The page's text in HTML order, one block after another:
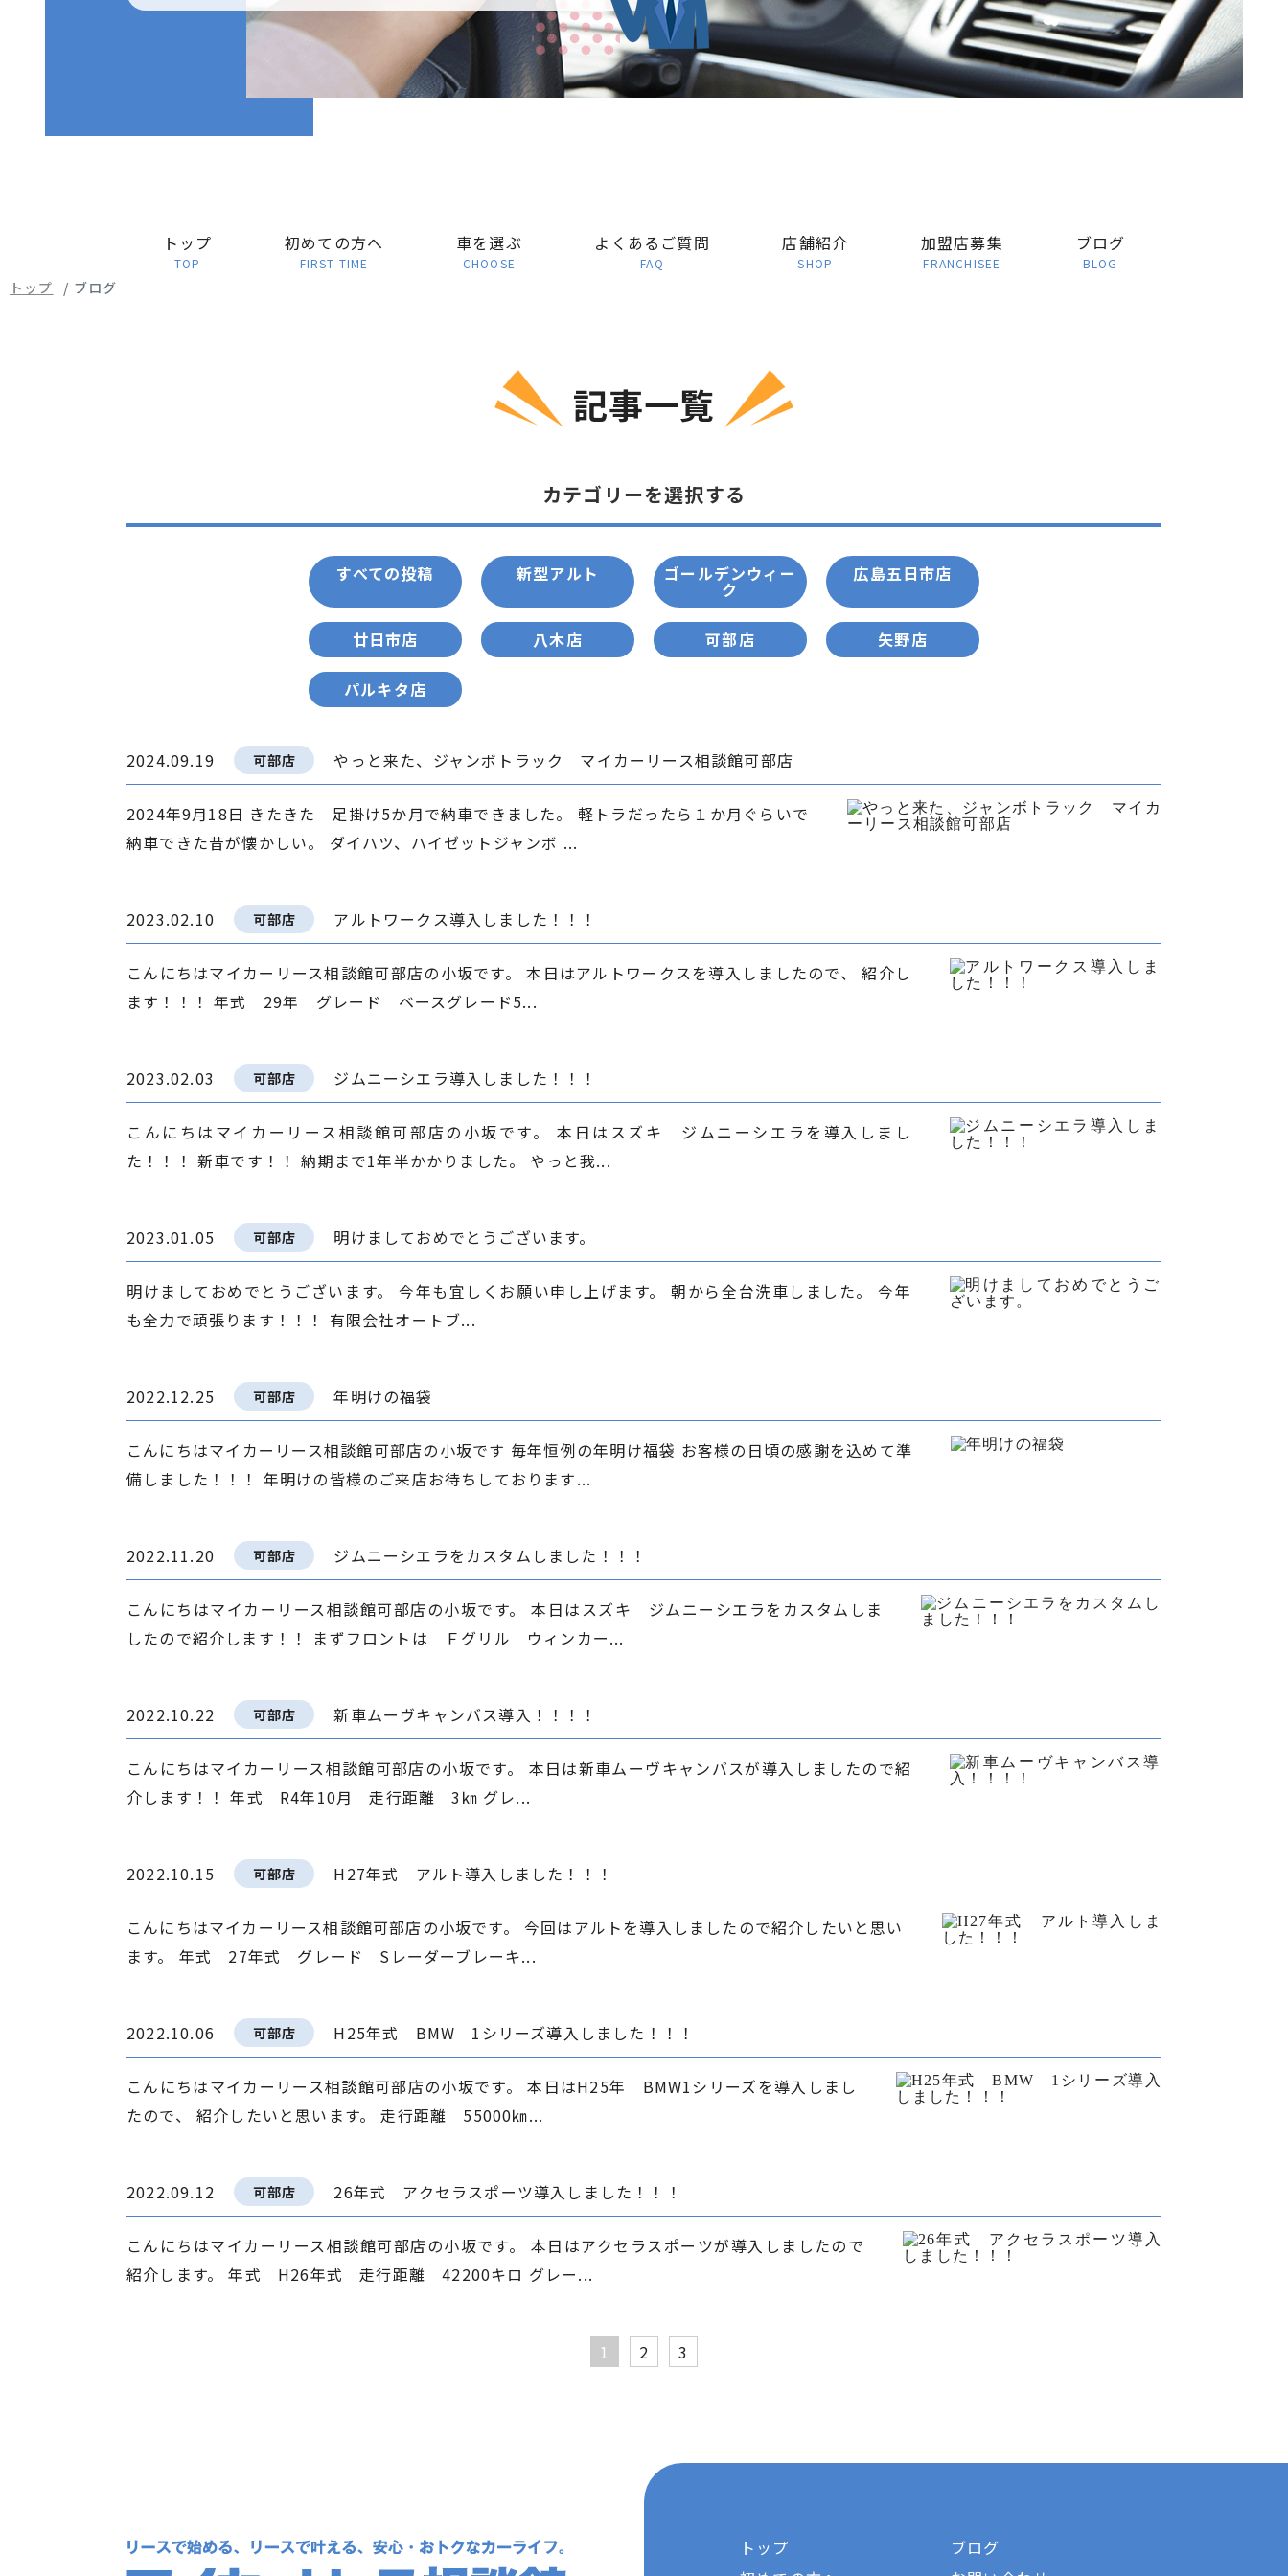
トップ
TOP
初めての方へ
FIRST TIME
車を選ぶ
CHOOSE
よくあるご質問
FAQ
店舗紹介
SHOP
加盟店募集
FRANCHISEE
ブログ
BLOG
トップ ブログ
記事一覧
カテゴリーを選択する
すべての投稿 新型アルト ゴールデンウィー
ク
広島五日市店
廿日市店 八木店 可部店 矢野店
パルキタ店
2024.09.19 可部店 やっと来た、ジャンボトラック マイカーリース相談館可部店
2024年9月18日 きたきた 足掛け5か月で納車できました。 軽トラだったら１か月ぐらいで
納車できた昔が懐かしい。 ダイハツ、ハイゼットジャンボ ...
2023.02.10 可部店 アルトワークス導入しました！！！
こんにちはマイカーリース相談館可部店の小坂です。 本日はアルトワークスを導入しましたので、 紹介し
ます！！！ 年式 29年 グレード ベースグレード5...
2023.02.03 可部店 ジムニーシエラ導入しました！！！
こんにちはマイカーリース相談館可部店の小坂です。 本日はスズキ ジムニーシエラを導入しまし
た！！！ 新車です！！ 納期まで1年半かかりました。 やっと我...
2023.01.05 可部店 明けましておめでとうございます。
明けましておめでとうございます。 今年も宜しくお願い申し上げます。 朝から全台洗車しました。 今年
も全力で頑張ります！！！ 有限会社オートブ...
2022.12.25 可部店 年明けの福袋
こんにちはマイカーリース相談館可部店の小坂です 毎年恒例の年明け福袋 お客様の日頃の感謝を込めて準
備しました！！！ 年明けの皆様のご来店お待ちしております...
2022.11.20 可部店 ジムニーシエラをカスタムしました！！！
こんにちはマイカーリース相談館可部店の小坂です。 本日はスズキ ジムニーシエラをカスタムしま
したので紹介します！！ まずフロントは Ｆグリル ウィンカー...
2022.10.22 可部店 新車ムーヴキャンバス導入！！！！
こんにちはマイカーリース相談館可部店の小坂です。 本日は新車ムーヴキャンバスが導入しましたので紹
介します！！ 年式 R4年10月 走行距離 3㎞ グレ...
2022.10.15 可部店 H27年式 アルト導入しました！！！
こんにちはマイカーリース相談館可部店の小坂です。 今回はアルトを導入しましたので紹介したいと思い
ます。 年式 27年式 グレード Sレーダーブレーキ...
2022.10.06 可部店 H25年式 BMW 1シリーズ導入しました！！！
こんにちはマイカーリース相談館可部店の小坂です。 本日はH25年 BMW1シリーズを導入しまし
たので、 紹介したいと思います。 走行距離 55000㎞...
2022.09.12 可部店 26年式 アクセラスポーツ導入しました！！！
こんにちはマイカーリース相談館可部店の小坂です。 本日はアクセラスポーツが導入しましたので
紹介します。 年式 H26年式 走行距離 42200キロ グレー...
1 2 3
トップ
ブログ